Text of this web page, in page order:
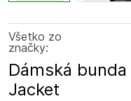
Všetko zo
značky:
Dámská
Jacket